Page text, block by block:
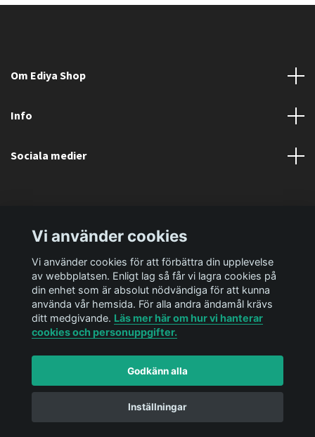
Om Ediya Shop
Info
Sociala medier
© 2026 Ediya Shop ABPowered by Quickbutik
Vi använder cookies
Vi använder cookies för att förbättra din upplevelse
av webbplatsen. Enligt lag så får vi lagra cookies på
din enhet som är absolut nödvändiga för att kunna
använda vår hemsida. För alla andra ändamål krävs
ditt medgivande. Läs mer här om hur vi hanterar
cookies och personuppgifter.
Godkänn alla
Inställningar